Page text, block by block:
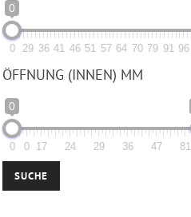
0
0 29 36 41 46 51 57 64 70 79 91 96
ÖFFNUNG (INNEN) MM
0
0 0 17 24 29 36 47 81
SUCHE